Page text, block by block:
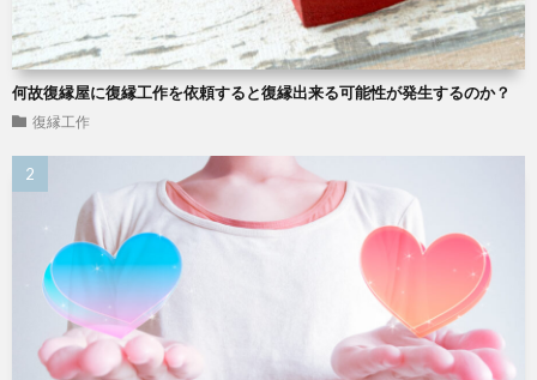
何故復縁屋に復縁工作を依頼すると復縁出来る可能性が発生するのか？
復縁工作